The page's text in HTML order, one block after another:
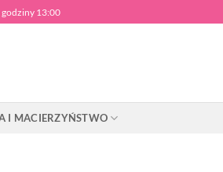
godziny 13:00
I MACIERZYŃSTWO